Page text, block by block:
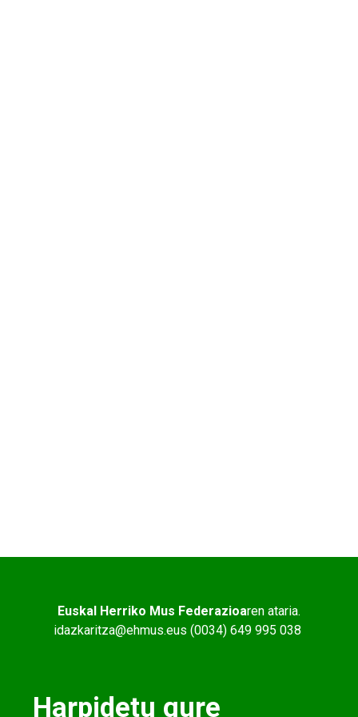
Euskal Herriko Mus Federazioaren ataria.
idazkaritza@ehmus.eus (0034) 649 995 038
Harpidetu gure